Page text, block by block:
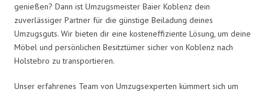
genießen? Dann ist Umzugsmeister Baier Koblenz dein
zuverlässiger Partner für die günstige Beiladung deines
Umzugsguts. Wir bieten dir eine kosteneffiziente Lösung, um deine
Möbel und persönlichen Besitztümer sicher von Koblenz nach
Holstebro zu transportieren.
Unser erfahrenes Team von Umzugsexperten kümmert sich um